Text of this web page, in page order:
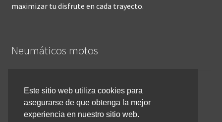
maximizar tu disfrute en cada trayecto.
Neumáticos motos
Inicio
Cómo comprar online
Este sitio web utiliza cookies para
asegurarse de que obtenga la mejor
experiencia en nuestro sitio web.